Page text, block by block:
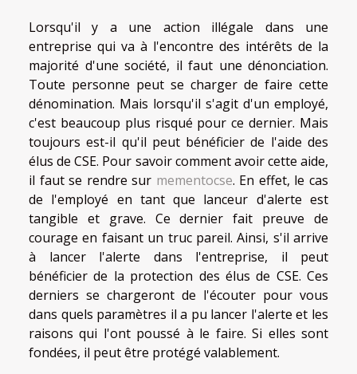
Lorsqu'il y a une action illégale dans une
entreprise qui va à l'encontre des intérêts de la
majorité d'une société, il faut une dénonciation.
Toute personne peut se charger de faire cette
dénomination. Mais lorsqu'il s'agit d'un employé,
c'est beaucoup plus risqué pour ce dernier. Mais
toujours est-il qu'il peut bénéficier de l'aide des
élus de CSE. Pour savoir comment avoir cette aide,
il faut se rendre sur mementocse. En effet, le cas
de l'employé en tant que lanceur d'alerte est
tangible et grave. Ce dernier fait preuve de
courage en faisant un truc pareil. Ainsi, s'il arrive
à lancer l'alerte dans l'entreprise, il peut
bénéficier de la protection des élus de CSE. Ces
derniers se chargeront de l'écouter pour vous
dans quels paramètres il a pu lancer l'alerte et les
raisons qui l'ont poussé à le faire. Si elles sont
fondées, il peut être protégé valablement.